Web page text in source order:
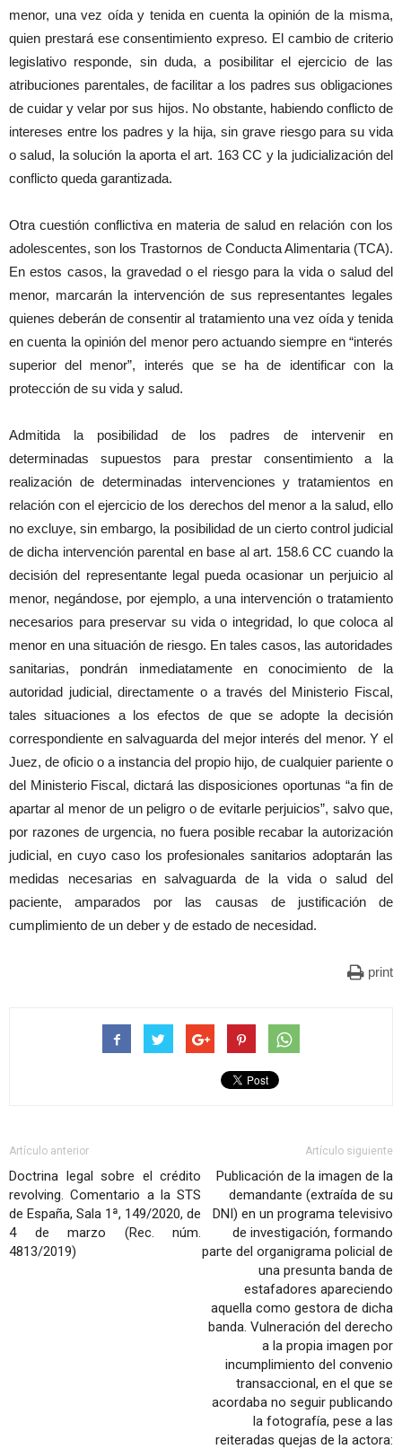
menor, una vez oída y tenida en cuenta la opinión de la misma,
quien prestará ese consentimiento expreso. El cambio de criterio
legislativo responde, sin duda, a posibilitar el ejercicio de las
atribuciones parentales, de facilitar a los padres sus obligaciones
de cuidar y velar por sus hijos. No obstante, habiendo conflicto de
intereses entre los padres y la hija, sin grave riesgo para su vida
o salud, la solución la aporta el art. 163 CC y la judicialización del
conflicto queda garantizada.
Otra cuestión conflictiva en materia de salud en relación con los
adolescentes, son los Trastornos de Conducta Alimentaria (TCA).
En estos casos, la gravedad o el riesgo para la vida o salud del
menor, marcarán la intervención de sus representantes legales
quienes deberán de consentir al tratamiento una vez oída y tenida
en cuenta la opinión del menor pero actuando siempre en “interés
superior del menor”, interés que se ha de identificar con la
protección de su vida y salud.
Admitida la posibilidad de los padres de intervenir en
determinadas supuestos para prestar consentimiento a la
realización de determinadas intervenciones y tratamientos en
relación con el ejercicio de los derechos del menor a la salud, ello
no excluye, sin embargo, la posibilidad de un cierto control judicial
de dicha intervención parental en base al art. 158.6 CC cuando la
decisión del representante legal pueda ocasionar un perjuicio al
menor, negándose, por ejemplo, a una intervención o tratamiento
necesarios para preservar su vida o integridad, lo que coloca al
menor en una situación de riesgo. En tales casos, las autoridades
sanitarias, pondrán inmediatamente en conocimiento de la
autoridad judicial, directamente o a través del Ministerio Fiscal,
tales situaciones a los efectos de que se adopte la decisión
correspondiente en salvaguarda del mejor interés del menor. Y el
Juez, de oficio o a instancia del propio hijo, de cualquier pariente o
del Ministerio Fiscal, dictará las disposiciones oportunas “a fin de
apartar al menor de un peligro o de evitarle perjuicios”, salvo que,
por razones de urgencia, no fuera posible recabar la autorización
judicial, en cuyo caso los profesionales sanitarios adoptarán las
medidas necesarias en salvaguarda de la vida o salud del
paciente, amparados por las causas de justificación de
cumplimiento de un deber y de estado de necesidad.
print
Artículo anterior
Doctrina legal sobre el crédito
revolving. Comentario a la STS
de España, Sala 1ª, 149/2020, de
4 de marzo (Rec. núm.
4813/2019)
Artículo siguiente
Publicación de la imagen de la
demandante (extraída de su
DNI) en un programa televisivo
de investigación, formando
parte del organigrama policial de
una presunta banda de
estafadores apareciendo
aquella como gestora de dicha
banda. Vulneración del derecho
a la propia imagen por
incumplimiento del convenio
transaccional, en el que se
acordaba no seguir publicando
la fotografía, pese a las
reiteradas quejas de la actora: